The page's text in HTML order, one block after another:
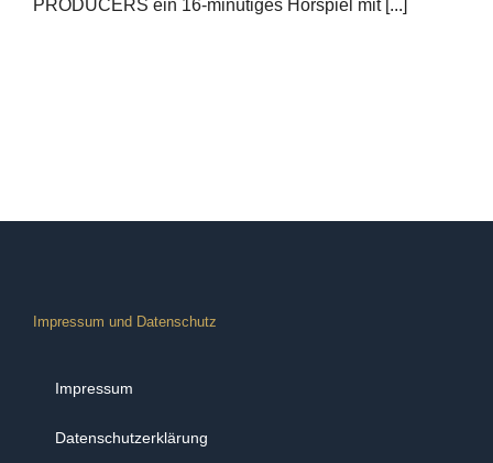
PRODUCERS ein 16-minütiges Hörspiel mit [...]
Impressum und Datenschutz
Impressum
Datenschutzerklärung